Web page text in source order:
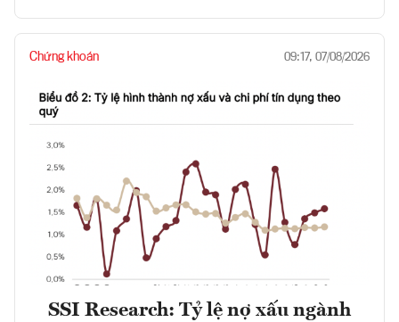
Chứng khoán 09:17, 07/08/2026
SSI Research: Tỷ lệ nợ xấu ngành